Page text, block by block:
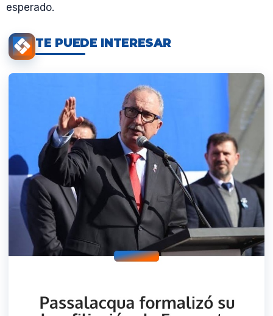
esperado.
TE PUEDE INTERESAR